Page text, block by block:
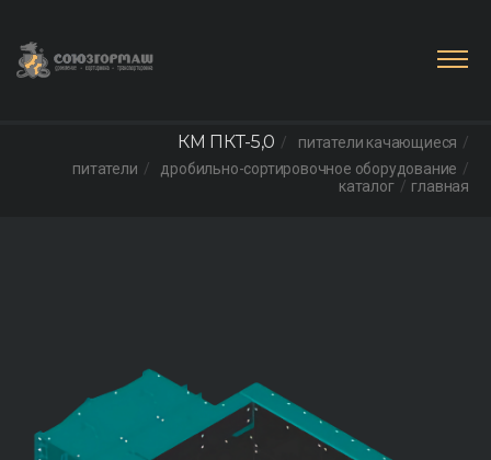
главная
каталог
дробильно-сортировочное оборудование
питатели
питатели качающиеся
КМ ПКТ-5,0